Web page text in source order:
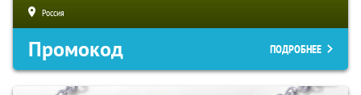
Россия
Промокод ПОДРОБНЕЕ